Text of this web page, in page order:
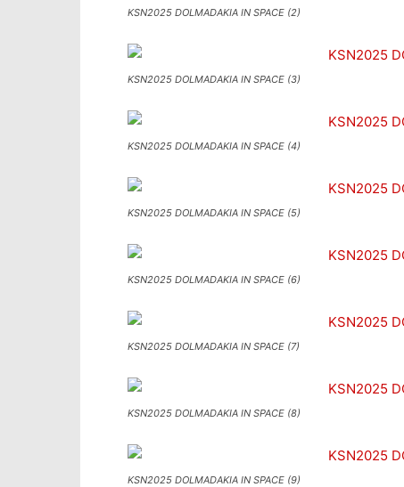
KSN2025 DOLMADAKIA IN SPACE (2)
KSN2025 DOLMADAKIA IN SPACE (3)
KSN2025 DOLMADAKIA IN SPACE (4)
KSN2025 DOLMADAKIA IN SPACE (5)
KSN2025 DOLMADAKIA IN SPACE (6)
KSN2025 DOLMADAKIA IN SPACE (7)
KSN2025 DOLMADAKIA IN SPACE (8)
KSN2025 DOLMADAKIA IN SPACE (9)